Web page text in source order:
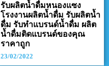
รับผลิตน้ำดื่มหนองแซง
โรงงานผลิตน้ำดื่ม รับผลิตน้ำ
ดื่ม รับทำแบรนด์น้ำดื่ม ผลิต
น้ำดื่มติดแบรนด์ของคุณ
ราคาถูก
23/02/2022